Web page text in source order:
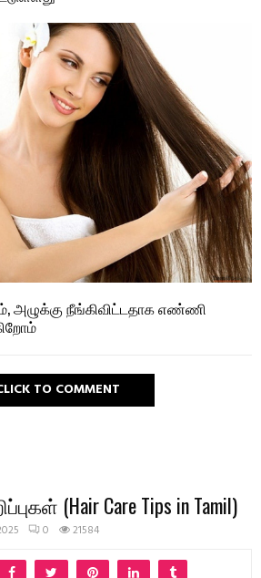
அழுக்கு நீங்கிவிட்டதாக எண்ணி
TO COMMENT
(Hair Care Tips in Tamil)
0 21584